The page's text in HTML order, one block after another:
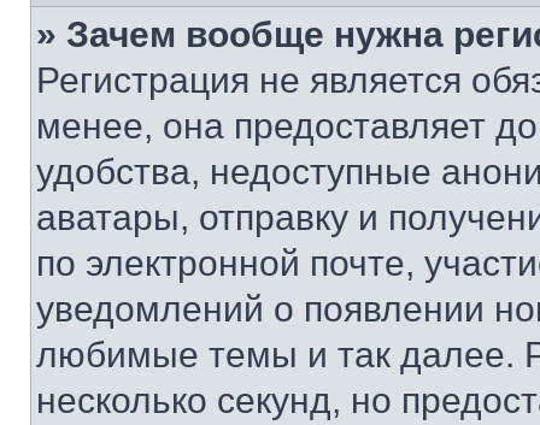
» Зачем вообще нужна
Регистрация не является
менее, она предоставляет
удобства, недоступные
аватары, отправку и
по электронной почте,
уведомлений о появлении
любимые темы и так далее.
несколько секунд, но